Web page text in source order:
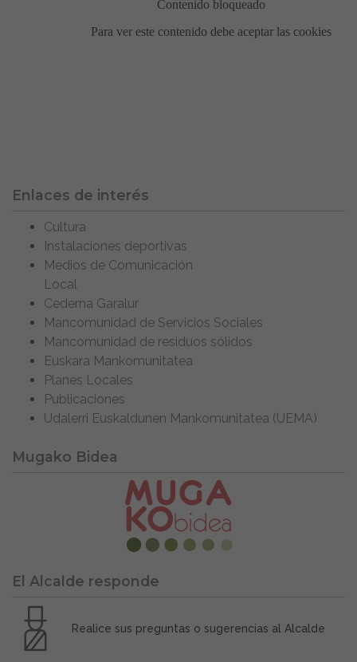
Enlaces de interés
Cultura
Instalaciones deportivas
Medios de Comunicación
Local
Cederna Garalur
Mancomunidad de Servicios Sociales
Mancomunidad de residuos sólidos
Euskara Mankomunitatea
Planes Locales
Publicaciones
Udalerri Euskaldunen Mankomunitatea (UEMA)
Mugako Bidea
El Alcalde responde
Realice sus preguntas o sugerencias al Alcalde